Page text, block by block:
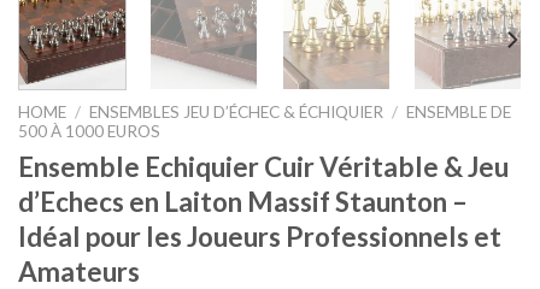
HOME / ENSEMBLES JEU D’ÉCHEC & ÉCHIQUIER / ENSEMBLE DE
500 À 1000 EUROS
Ensemble Echiquier Cuir Véritable & Jeu
d’Echecs en Laiton Massif Staunton –
Idéal pour les Joueurs Professionnels et
Amateurs